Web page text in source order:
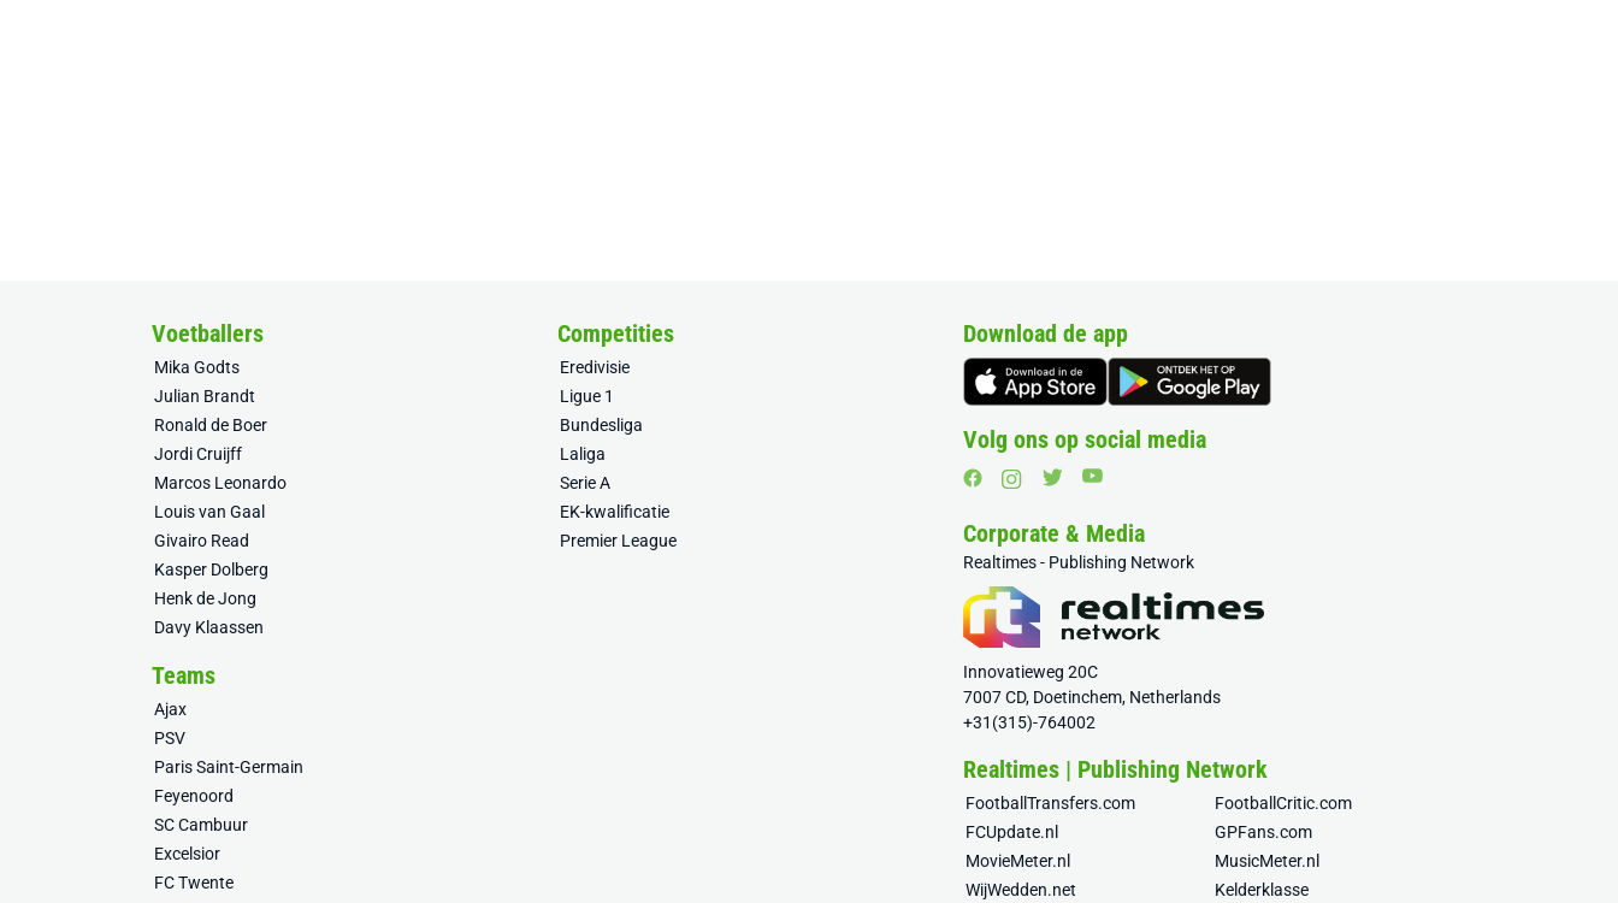
Voetballers
Mika Godts
Julian Brandt
Ronald de Boer
Jordi Cruijff
Marcos Leonardo
Louis van Gaal
Givairo Read
Kasper Dolberg
Henk de Jong
Davy Klaassen
Competities
Eredivisie
Ligue 1
Bundesliga
Laliga
Serie A
EK-kwalificatie
Premier League
Teams
Ajax
PSV
Paris Saint-Germain
Feyenoord
SC Cambuur
Excelsior
FC Twente
Download de app
Volg ons op social media
Corporate & Media
Realtimes - Publishing Network
Innovatieweg 20C
7007 CD, Doetinchem, Netherlands
+31(315)-764002
Realtimes | Publishing Network
FootballTransfers.com
FootballCritic.com
FCUpdate.nl
GPFans.com
MovieMeter.nl
MusicMeter.nl
WijWedden.net
Kelderklasse